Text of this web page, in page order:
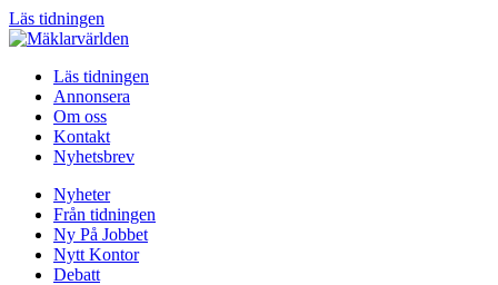
Läs tidningen
Läs tidningen
Annonsera
Om oss
Kontakt
Nyhetsbrev
Nyheter
Från tidningen
Ny På Jobbet
Nytt Kontor
Debatt